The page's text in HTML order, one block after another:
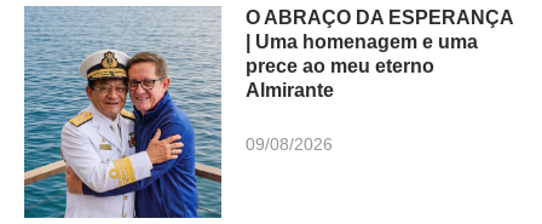
O ABRAÇO DA ESPERANÇA
| Uma homenagem e uma
prece ao meu eterno
Almirante
09/08/2026